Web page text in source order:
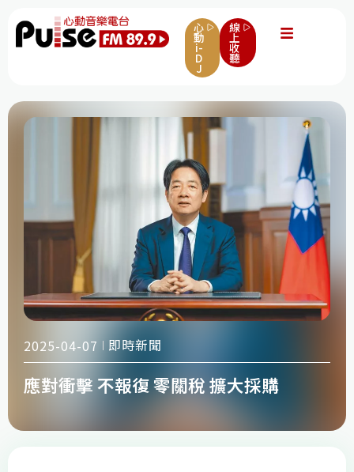
心
動
i-
D
J
線
上
收
聽
2025-04-07 即時新聞
應對衝擊 不報復 零關稅 擴大採購